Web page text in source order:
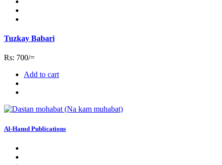
Tuzkay Babari
Rs: 700/=
Add to cart
Al-Hamd Publications